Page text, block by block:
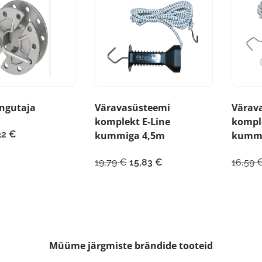
€
Väravasüsteemi
komplekt E-Line
kummiga 4,5m
19,79€ Algne
15,83 € 16,59
Müüme järgmiste brändide tooteid